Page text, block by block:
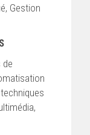
Gestion
de